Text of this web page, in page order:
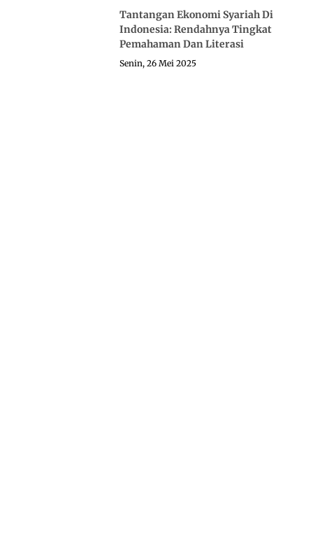
Tantangan Ekonomi Syariah Di
Indonesia: Rendahnya Tingkat
Pemahaman Dan Literasi
Senin, 26 Mei 2025